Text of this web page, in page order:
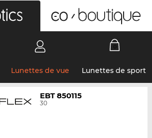
Lunettes de vue Lunettes de sport
EBT 850115
30